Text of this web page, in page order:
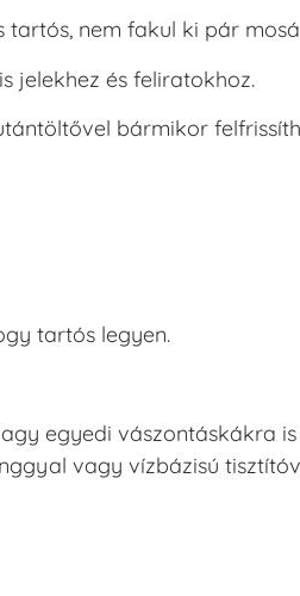
nem fakul ki pár
jelekhez és feliratokhoz.
bármikor
tartós legyen.
egyedi vászontáskákra is
vagy vízbázisú